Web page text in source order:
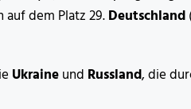
dem Platz 29.Deutschland
Ukraineund Russland, die